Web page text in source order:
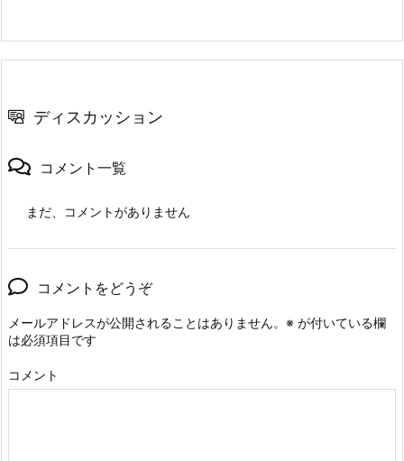
ディスカッション
コメント一覧
まだ、コメントがありません
コメントをどうぞ
メールアドレスが公開されることはありません。 ※ が付いている欄
は必須項目です
コメント